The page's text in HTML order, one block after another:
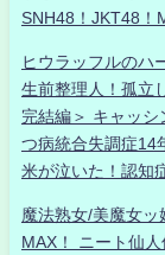
SNH48！JKT48！
ヒウラッフルのハ
生前整理人！孤立
完結編＞ キャッシ
つ病統合失調症14
米が泣いた！認知
魔法熟女/美魔女
MAX！ ニート仙